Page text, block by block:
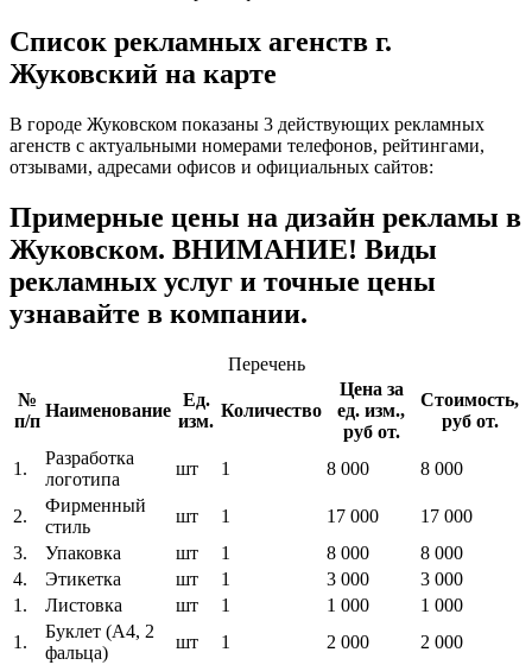
Список рекламных агенств г.
Жуковский на карте
В городе Жуковском показаны 3 действующих рекламных
агенств с актуальными номерами телефонов, рейтингами,
отзывами, адресами офисов и официальных сайтов:
Примерные цены на дизайн рекламы в
Жуковском. ВНИМАНИЕ! Виды
рекламных услуг и точные цены
узнавайте в компании.
Перечень
№
п/п
Наименование
Ед.
изм.
Количество
Цена за
ед. изм.,
руб от.
Стоимость,
руб от.
1.
Разработка
логотипа
шт 1 8 000 8 000
2.
Фирменный
стиль
шт 1 17 000
17 000
3.
Упаковка шт 1 8 000
8 000
4.
Этикетка шт 1 3 000
3 000
1.
Листовка шт 1 1 000
1 000
1.
Буклет (A4, 2
фальца)
шт 1 2 000
2 000